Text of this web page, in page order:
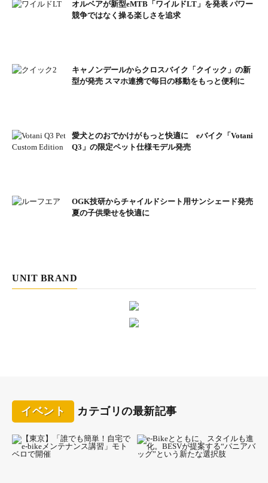
オルベアが新型eMTB「ワイルドLT」を発表 パワー
競争ではなく操る楽しさを追求
キャノンデールからクロスバイク「クイック」の新
型が発売 スマホ連携で毎日の移動をもっと便利に
愛犬とのおでかけがもっと快適に eバイク「Votani
Q3」の限定ペット仕様モデル発売
OGK技研からチャイルドシート用サンシェード発売
夏の子供乗せを快適に
UNIT BRAND
イベント カテゴリの最新記事